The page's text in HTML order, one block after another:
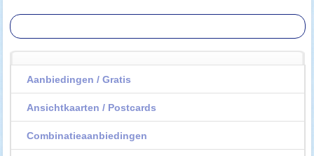
Aanbiedingen / Gratis
Ansichtkaarten / Postcards
Combinatieaanbiedingen